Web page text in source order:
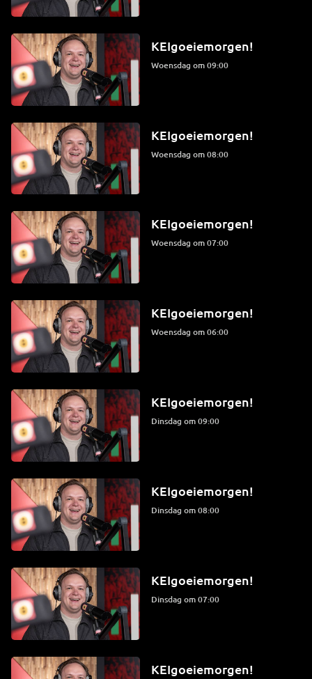
KEIgoeiemorgen!
woensdag om 09:00
KEIgoeiemorgen!
woensdag om 08:00
KEIgoeiemorgen!
woensdag om 07:00
KEIgoeiemorgen!
woensdag om 06:00
KEIgoeiemorgen!
dinsdag om 09:00
KEIgoeiemorgen!
dinsdag om 08:00
KEIgoeiemorgen!
dinsdag om 07:00
KEIgoeiemorgen!